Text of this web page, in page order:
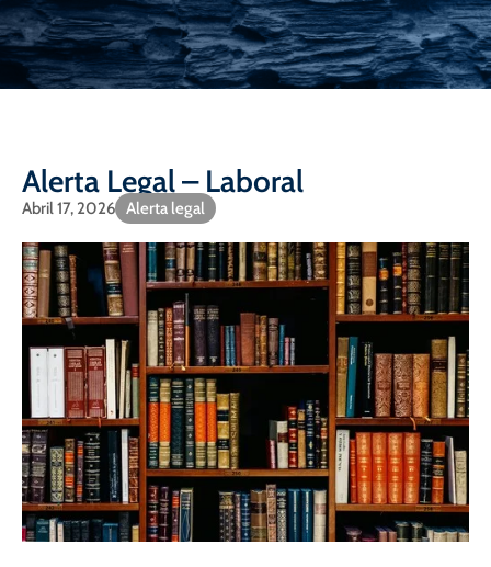
Alerta Legal – Laboral
Abril 17, 2026 Alerta legal